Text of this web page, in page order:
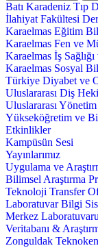
Batı Karadeniz Tıp
İlahiyat Fakültesi
Karaelmas Eğitim
Karaelmas Fen ve
Karaelmas İş
Karaelmas Sosyal
Türkiye Diyabet ve
Uluslararası Diş
Uluslararası
Yükseköğretim ve
Etkinlikler
Kampüsün Sesi
Yayınlarımız
Uygulama ve
Bilimsel Araştırma
Teknoloji Transfer
Laboratuvar Bilgi
Merkez
Veritabanı &
Zonguldak